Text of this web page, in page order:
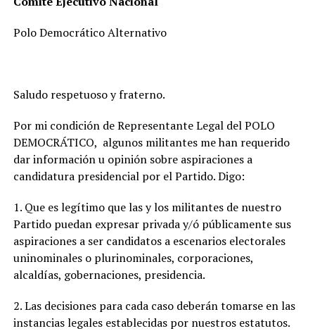
Polo Democrático Alternativo
Saludo respetuoso y fraterno.
Por mi condición de Representante Legal del POLO
DEMOCRÁTICO, algunos militantes me han requerido
dar información u opinión sobre aspiraciones a
candidatura presidencial por el Partido. Digo:
1. Que es legítimo que las y los militantes de nuestro
Partido puedan expresar privada y/ó públicamente sus
aspiraciones a ser candidatos a escenarios electorales
uninominales o plurinominales, corporaciones,
alcaldías, gobernaciones, presidencia.
2. Las decisiones para cada caso deberán tomarse en las
instancias legales establecidas por nuestros estatutos.